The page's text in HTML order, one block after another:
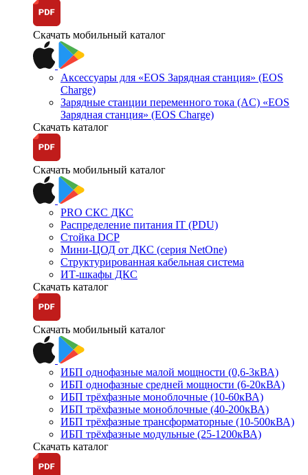
Скачать мобильный каталог
Аксессуары для «EOS Зарядная станция» (EOS
Charge)
Зарядные станции переменного тока (AC) «EOS
Зарядная станция» (EOS Charge)
Скачать каталог
Скачать мобильный каталог
PRO СКС ДКС
Распределение питания IT (PDU)
Стойка DCP
Мини-ЦОД от ДКС (серия NetOne)
Структурированная кабельная система
ИТ-шкафы ДКС
Скачать каталог
Скачать мобильный каталог
ИБП однофазные малой мощности (0,6-3кВА)
ИБП однофазные средней мощности (6-20кВА)
ИБП трёхфазные моноблочные (10-60кВА)
ИБП трёхфазные моноблочные (40-200кВА)
ИБП трёхфазные трансформаторные (10-500кВА)
ИБП трёхфазные модульные (25-1200кВА)
Скачать каталог